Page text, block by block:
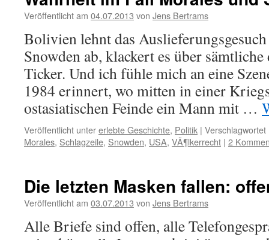
Veröffentlicht am 04.07.2013 von Jens Bertrams
Bolivien lehnt das
Snowden ab, klackert es über
Ticker. Und ich fühle mich an eine
1984 erinnert, wo mitten in einer
ostasiatischen Feinde ein Mann mit …
Veröffentlicht untererlebte Geschichte, Politik | Verschlagwortet
Morales, Schlagzeile, Snowden, USA, VÃ¶lkerrecht | 2
Die letzten Masken fallen:
Veröffentlicht am 03.07.2013 von Jens Bertrams
Alle Briefe sind offen, alle